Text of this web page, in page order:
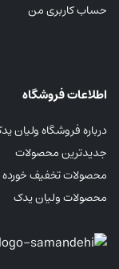
حساب کاربری من
اطلاعات فروشگاه
درباره فروشگاه ولیان
جدیدترین محصولات
محصولات تخفیف خورده
محصولات ولیان یدک